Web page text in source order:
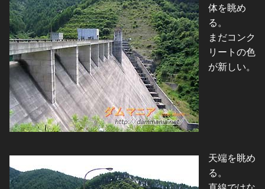
体を眺め
る。
まだコンク
リートの色
が新しい。
天端を眺め
る。